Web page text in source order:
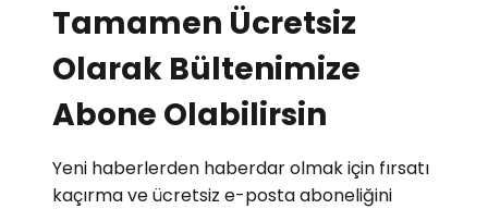
Tamamen Ücretsiz
Olarak Bültenimize
Abone Olabilirsin
Yeni haberlerden haberdar olmak için fırsatı
kaçırma ve ücretsiz e-posta aboneliğini